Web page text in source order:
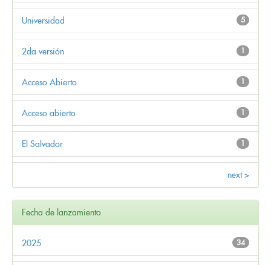
5
Universidad
1
2da versión
1
Acceso Abierto
1
Acceso abierto
1
El Salvador
next >
Fecha de lanzamiento
34
2025